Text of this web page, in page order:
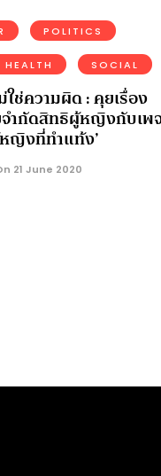
POLITICS
SOCIAL
ช่ความผิด : คุยเรื่อง
ำกัดสิทธิผู้หญิงกับเพ
ญิงที่ทำแท้ง’
21 June 2020